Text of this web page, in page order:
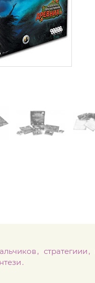
стратегиии